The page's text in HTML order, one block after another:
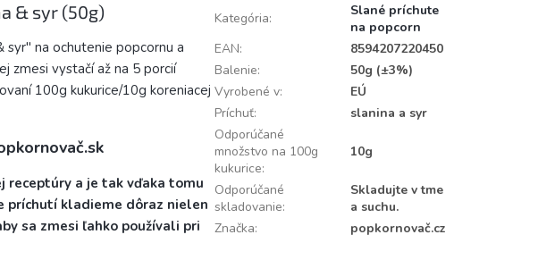
& syr (50g)
syr" na ochutenie popcornu a
zmesi vystačí až na 5 porcií
100g kukurice/10g koreniacej
receptúry a je tak vďaka tomu
príchutí kladieme dôraz nielen
sa zmesi ľahko používali pri
Kategória:
Slané príchute
na popcorn
EAN:
8594207220450
Balenie:
50g (±3%)
Vyrobené v:
EÚ
Príchuť:
slanina a syr
Odporúčané
množstvo na 100g
kukurice:
10g
Odporúčané
skladovanie:
Skladujte v tme
a suchu.
Značka: popkornovač.cz